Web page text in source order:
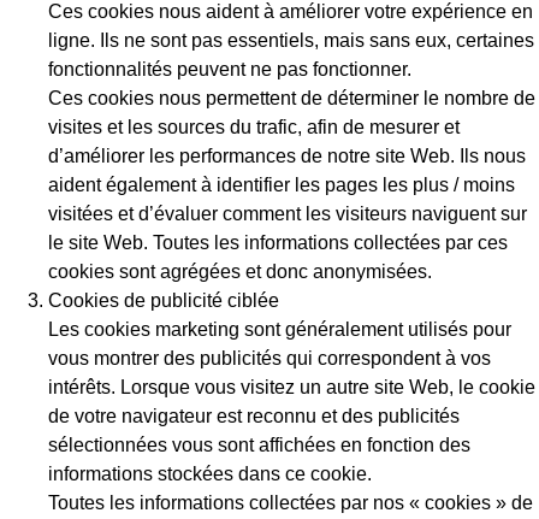
Ces cookies nous aident à améliorer votre expérience en
ligne. Ils ne sont pas essentiels, mais sans eux, certaines
fonctionnalités peuvent ne pas fonctionner.
Ces cookies nous permettent de déterminer le nombre de
visites et les sources du trafic, afin de mesurer et
d’améliorer les performances de notre site Web. Ils nous
aident également à identifier les pages les plus / moins
visitées et d’évaluer comment les visiteurs naviguent sur
le site Web. Toutes les informations collectées par ces
cookies sont agrégées et donc anonymisées.
Cookies de publicité ciblée
Les cookies marketing sont généralement utilisés pour
vous montrer des publicités qui correspondent à vos
intérêts. Lorsque vous visitez un autre site Web, le cookie
de votre navigateur est reconnu et des publicités
sélectionnées vous sont affichées en fonction des
informations stockées dans ce cookie.
Toutes les informations collectées par nos « cookies » de